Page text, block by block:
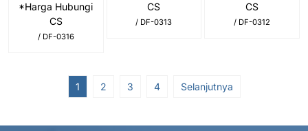
*Harga Hubungi
CS
/ DF-0316
CS
/ DF-0313
CS
/ DF-0312
1 2 3 4 Selanjutnya